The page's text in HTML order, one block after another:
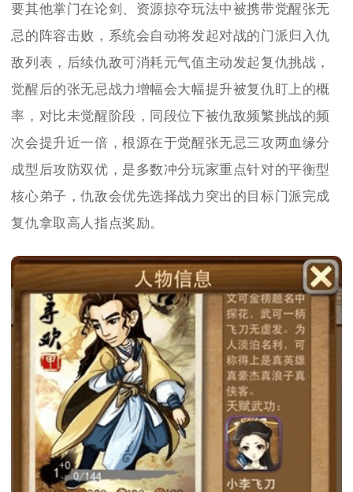
要其他掌门在论剑、资源掠夺玩法中被携带觉醒张无
忌的阵容击败，系统会自动将发起对战的门派归入仇
敌列表，后续仇敌可消耗元气值主动发起复仇挑战，
觉醒后的张无忌战力增幅会大幅提升被复仇盯上的概
率，对比未觉醒阶段，同段位下被仇敌频繁挑战的频
次会提升近一倍，根源在于觉醒张无忌三攻两血缘分
成型后攻防双优，是多数冲分玩家重点针对的平衡型
核心弟子，仇敌会优先选择战力突出的目标门派完成
复仇拿取高人指点奖励。